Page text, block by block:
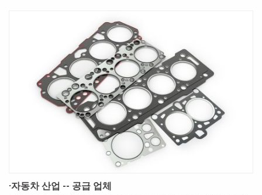
·자동차 산업 -- 공급 업체